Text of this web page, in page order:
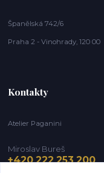
Španělská 742/6
Praha 2 - Vinohrady, 120 00
Kontakty
Atelier Paganini
Miroslav Bureš
+420 222 253 200